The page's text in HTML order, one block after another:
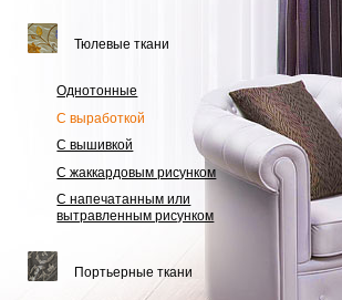
Тюлевые ткани
Однотонные
С выработкой
С вышивкой
С жаккардовым рисунком
С напечатанным или
вытравленным рисунком
Портьерные ткани